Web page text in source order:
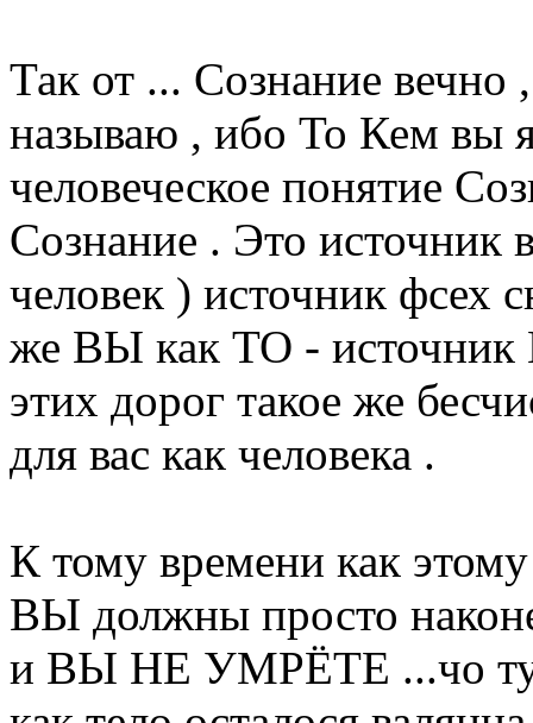
Так от ... Сознание вечно
называю , ибо То Кем вы
человеческое понятие
Сознание . Это источник
человек ) источник фсех
же ВЫ как ТО -
этих дорог такое же
для вас как человека .
К тому времени как
ВЫ должны просто
и ВЫ НЕ УМРЁТЕ ...чо